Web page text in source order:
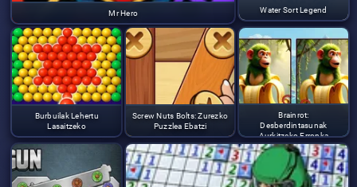
Mr Hero Water Sort Legend
Burbuilak Lehertu
Lasaitzeko
Screw Nuts Bolts: Zurezko
Puzzlea Ebatzi
Brainrot:
Desberdintasunak
Aurkitzeko Erronka